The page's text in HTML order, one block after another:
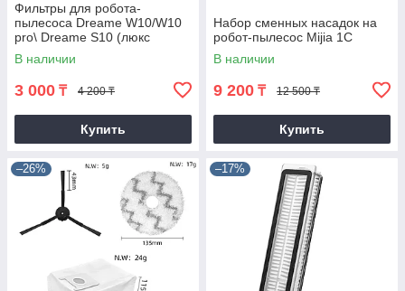
Фильтры для робота-
пылесоса Dreame W10/W10
pro\ Dreame S10 (люкс
копия)
В наличии
3 000 ₸ 4 200 ₸
Купить
Набор сменных насадок на
робот-пылесос Mijia 1C
В наличии
9 200 ₸ 12 500 ₸
Купить
–26% –17%